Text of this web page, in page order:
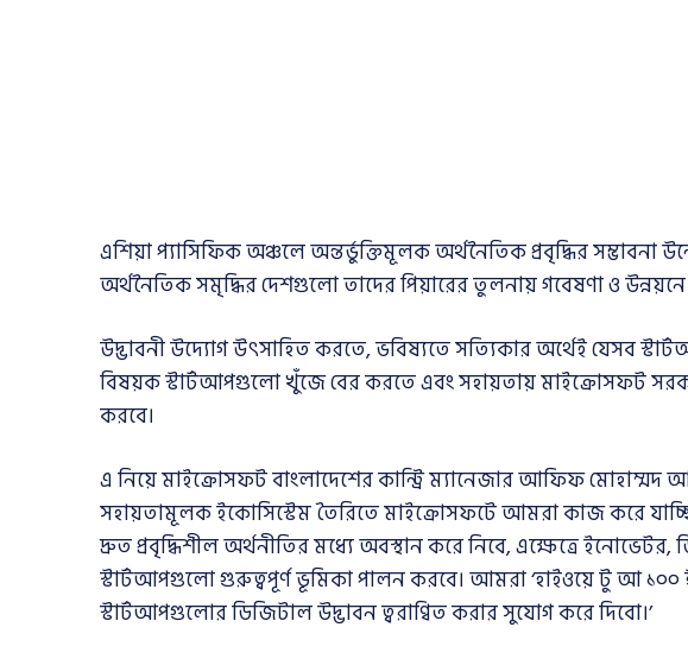
এশিয়া প্যাসিফিক অঞ্চলে অন্তর্ভুক্তিমূলক অর্থনৈতিক প্রবৃদ্ধির সম্ভাবনা
অর্থনৈতিক সমৃদ্ধির দেশগুলো তাদের পিয়ারের তুলনায় গবেষণা ও
উদ্ভাবনী উদ্যোগ উৎসাহিত করতে, ভবিষ্যতে সত্যিকার অর্থেই যেসব
বিষয়ক স্টার্টআপগুলো খুঁজে বের করতে এবং সহায়তায় মাইক্রোসফট
করবে।
এ নিয়ে মাইক্রোসফট বাংলাদেশের কান্ট্রি ম্যানেজার আফিফ
সহায়তামূলক ইকোসিস্টেম তৈরিতে মাইক্রোসফটে আমরা কাজ করে
দ্রুত প্রবৃদ্ধিশীল অর্থনীতির মধ্যে অবস্থান করে নিবে, এক্ষেত্রে ইনোভেটর,
স্টার্টআপগুলো গুরুত্বপূর্ণ ভূমিকা পালন করবে। আমরা ‘হাইওয়ে টু আ ১০০
স্টার্টআপগুলোর ডিজিটাল উদ্ভাবন ত্বরাণ্বিত করার সুযোগ করে দিবো।’